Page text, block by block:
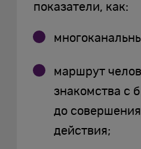
показатели, как:
маршрут
знакомства с
до
действия;